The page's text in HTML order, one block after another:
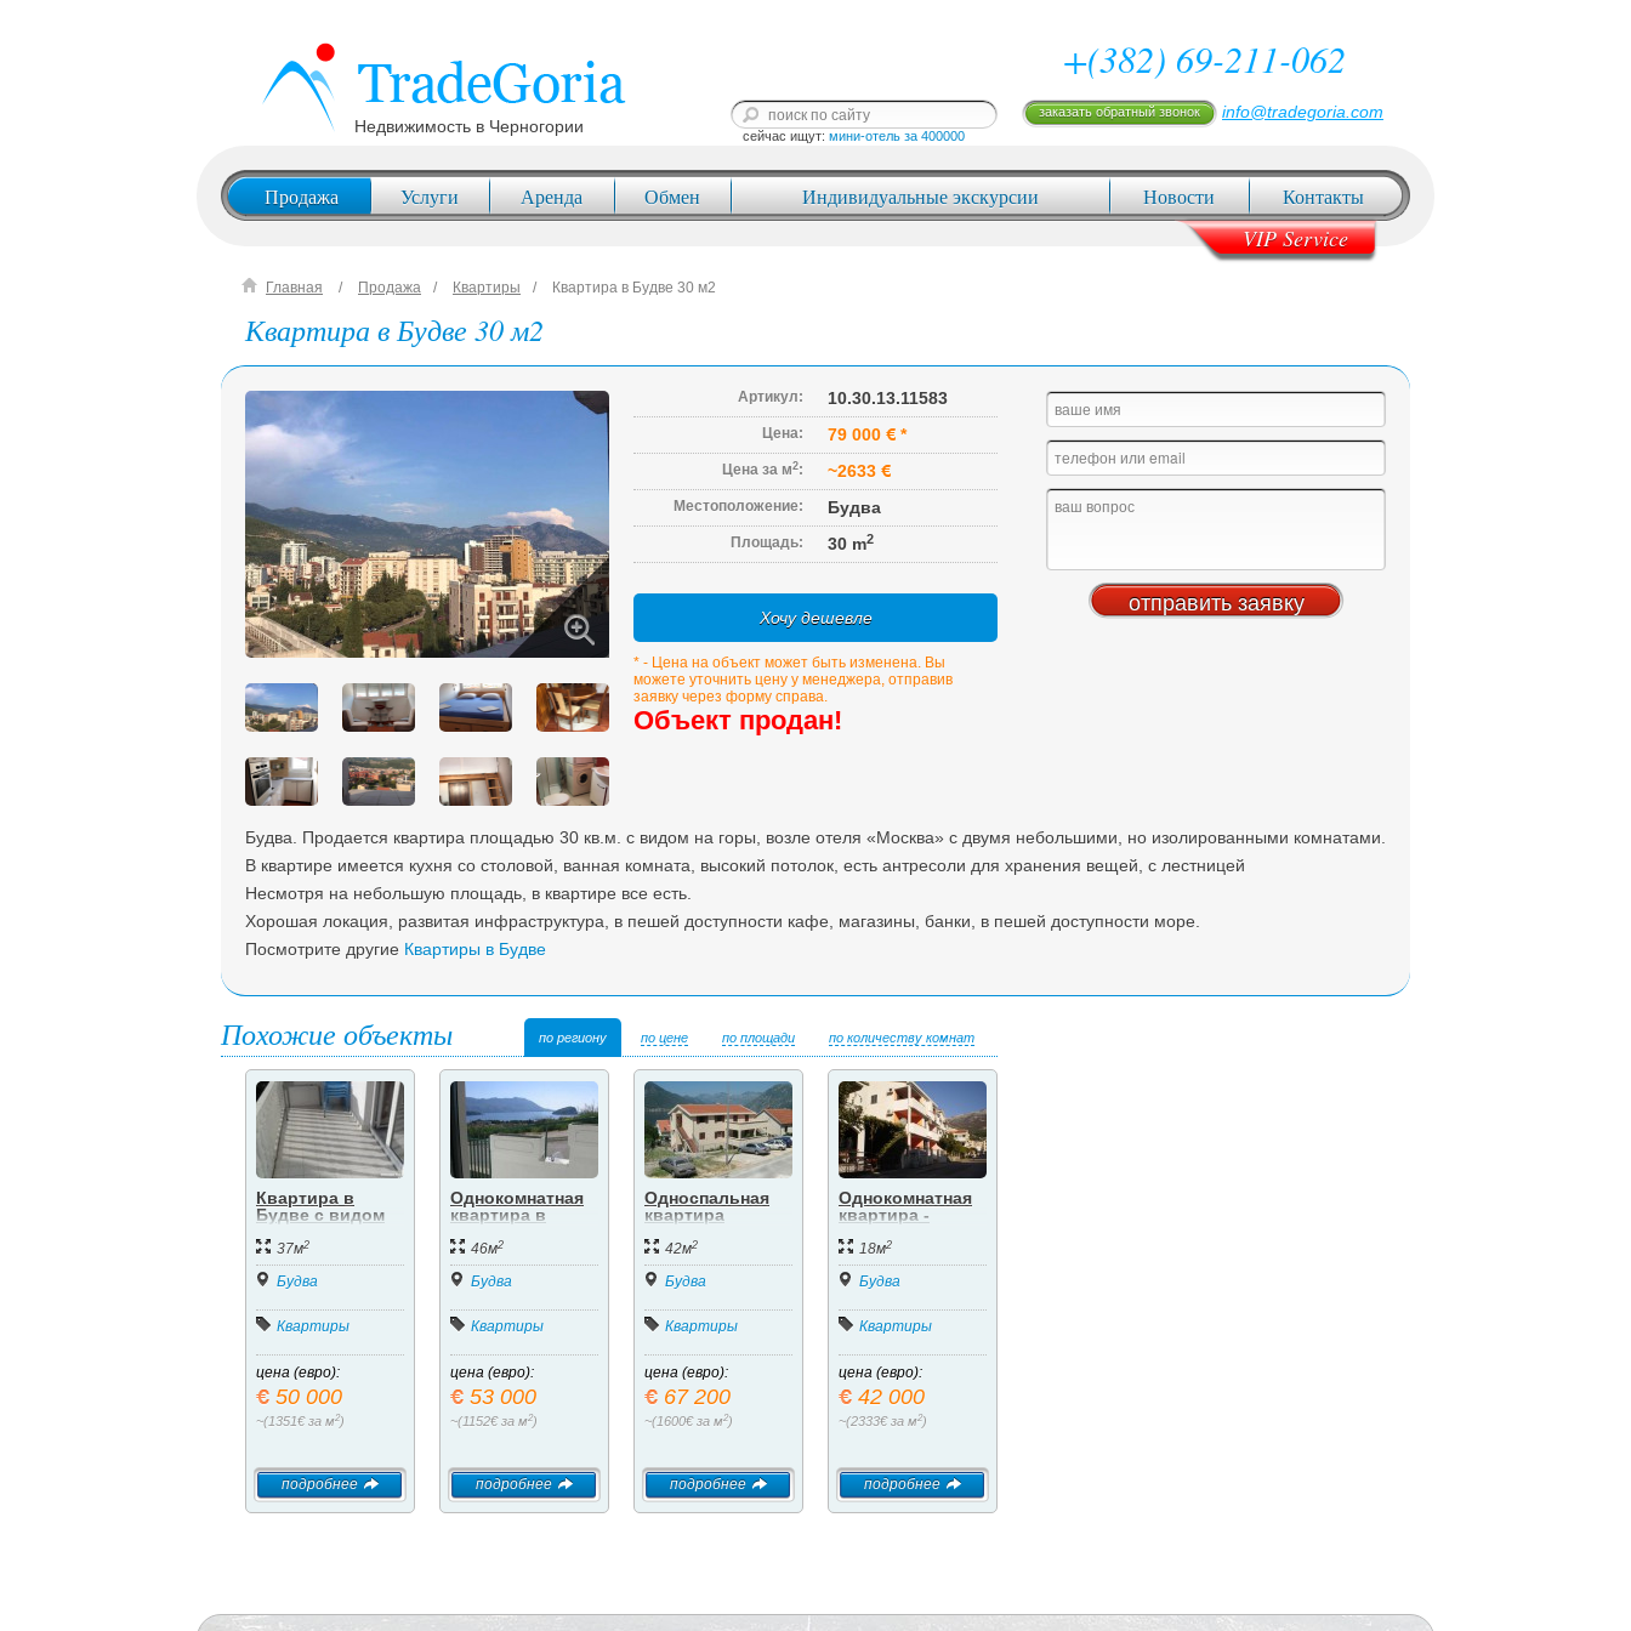
Недвижимость в Черногории
+(382) 69-211-062
сейчас ищут: мини-отель за 400000
заказать обратный звонок info@tradegoria.com
Продажа Услуги Аренда Обмен Индивидуальные экскурсии Новости Контакты
VIP Service
Главная Продажа Квартиры Квартира в Будве 30 м2
Квартира в Будве 30 м2
Артикул: 10.30.13.11583
Цена: 79 000 *
Цена за м2: ~2633
Местоположение: Будва
Площадь: 30 m2
Хочу дешевле
* - Цена на объект может быть изменена. Вы
можете уточнить цену у менеджера, отправив
заявку через форму справа.
Объект продан!
Будва. Продается квартира площадью 30 кв.м. с видом на горы, возле отеля «Москва» с двумя небольшими, но изолированными комнатами.
В квартире имеется кухня со столовой, ванная комната, высокий потолок, есть антресоли для хранения вещей, с лестницей
Несмотря на небольшую площадь, в квартире все есть.
Хорошая локация, развитая инфраструктура, в пешей доступности кафе, магазины, банки, в пешей доступности море.
Посмотрите другие Квартиры в Будве
Похожие объекты по региону по цене по площади по количеству комнат
Квартира в
Будве с видом
37м2
Будва
Квартиры
цена (евро):
50 000
~(1351€ за м2)
подробнее
Однокомнатная
квартира в
на море.
46м2
Будва
Квартиры
цена (евро):
53 000
~(1152€ за м2)
подробнее
Односпальная
квартира
42м2
Будва
Квартиры
цена (евро):
67 200
~(1600€ за м2)
подробнее
Однокомнатная
квартира -
18м2
Будва
Квартиры
цена (евро):
42 000
~(2333€ за м2)
подробнее